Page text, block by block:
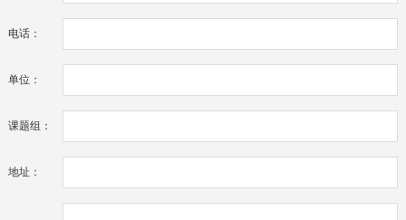
电话：
单位：
课题组：
地址：